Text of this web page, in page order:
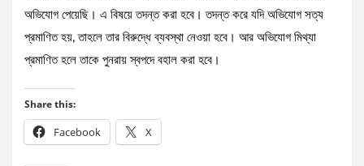
অভিযোগ পেয়েছি। এ বিষয়ে তদন্ত করা হবে। তদন্ত করে যদি অভিযোগ সত্য
প্রমাণিত হয়, তাহলে তার বিরুদ্ধে ব্যবস্থা নেওয়া হবে। আর অভিযোগ মিথ্যা
প্রমাণিত হলে তাকে পুনরায় স্বপদে বহাল করা হবে।
Share this:
Facebook X